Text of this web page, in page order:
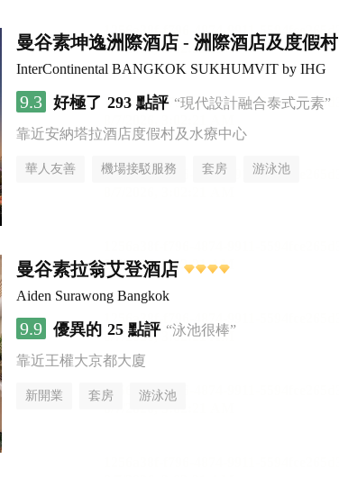
曼谷素坤逸洲際酒店 - 洲際酒店及度假村
InterContinental BANGKOK SUKHUMVIT by IHG
9.3 好極了 293 點評 “現代設計融合泰式元素”
靠近安納塔拉酒店度假村及水療中心
華人友善 機場接駁服務 套房 游泳池
曼谷素拉翁艾登酒店
Aiden Surawong Bangkok
9.9 優異的 25 點評 “泳池很棒”
靠近王權大京都大廈
新開業 套房 游泳池